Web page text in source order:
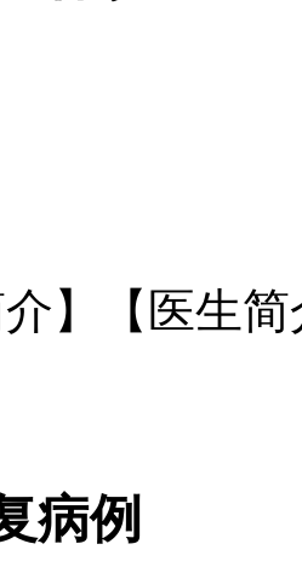
介】【医生
病例